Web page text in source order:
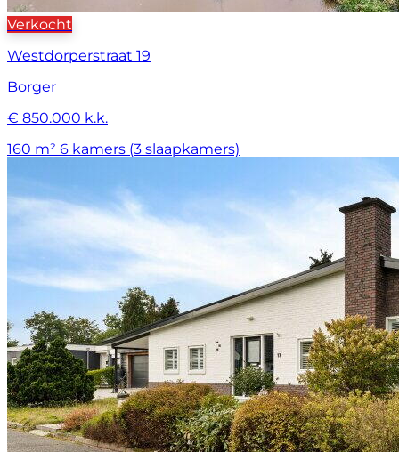
Verkocht
Westdorperstraat 19
Borger
€ 850.000 k.k.
160 m² 6 kamers (3 slaapkamers)